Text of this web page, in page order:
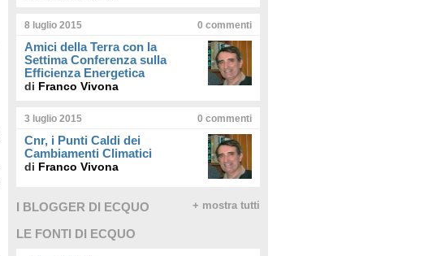
8 luglio 2015 0 commenti
Amici della Terra con la
Settima Conferenza sulla
Efficienza Energetica
di Franco Vivona
3 luglio 2015 0 commenti
Cnr, i Punti Caldi dei
Cambiamenti Climatici
di Franco Vivona
I BLOGGER DI ECQUO + mostra tutti
LE FONTI DI ECQUO